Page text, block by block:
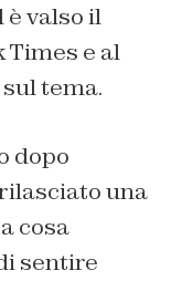
è valso il
e al
tema.
dopo
una
cosa
sentire